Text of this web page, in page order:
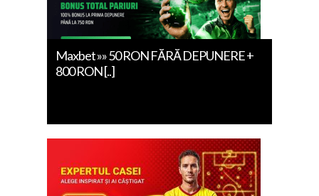
Maxbet »» 50 RON FĂRĂ DEPUNERE +
800 RON [..]